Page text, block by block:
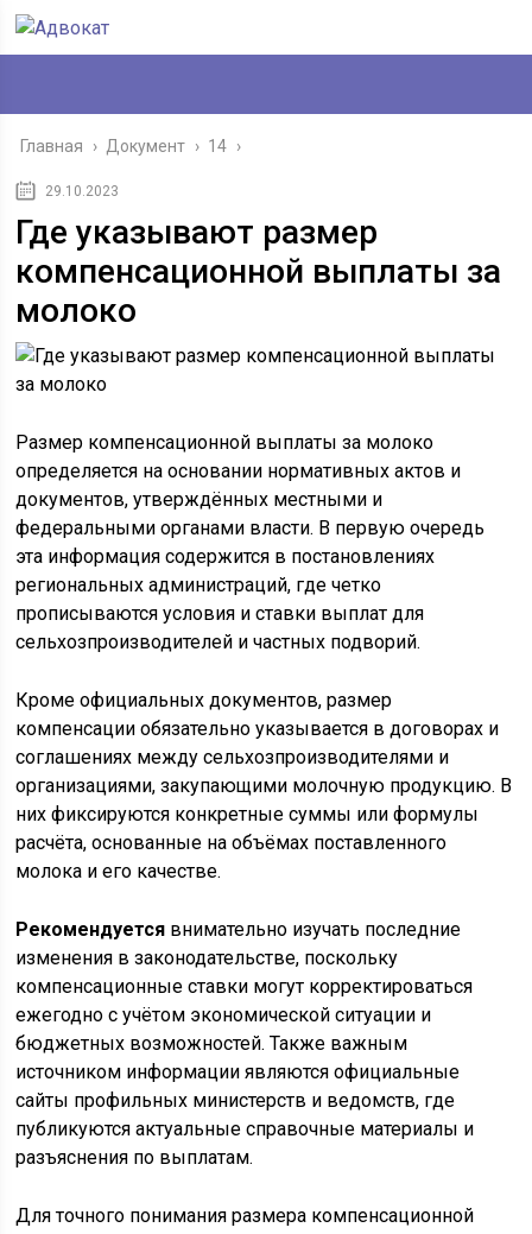
Главная › Документ › 14 ›
29.10.2023
Где указывают размер
компенсационной выплаты за
молоко
Размер компенсационной выплаты за молоко
определяется на основании нормативных актов и
документов, утверждённых местными и
федеральными органами власти. В первую очередь
эта информация содержится в постановлениях
региональных администраций, где четко
прописываются условия и ставки выплат для
сельхозпроизводителей и частных подворий.
Кроме официальных документов, размер
компенсации обязательно указывается в договорах и
соглашениях между сельхозпроизводителями и
организациями, закупающими молочную продукцию. В
них фиксируются конкретные суммы или формулы
расчёта, основанные на объёмах поставленного
молока и его качестве.
Рекомендуется внимательно изучать последние
изменения в законодательстве, поскольку
компенсационные ставки могут корректироваться
ежегодно с учётом экономической ситуации и
бюджетных возможностей. Также важным
источником информации являются официальные
сайты профильных министерств и ведомств, где
публикуются актуальные справочные материалы и
разъяснения по выплатам.
Для точного понимания размера компенсационной